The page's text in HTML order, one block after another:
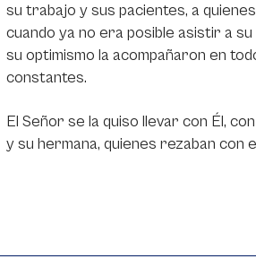
su trabajo y sus pacientes, a
cuando ya no era posible asistir a
su optimismo la acompañaron en
constantes.
El Señor se la quiso llevar con Él,
y su hermana, quienes rezaban con